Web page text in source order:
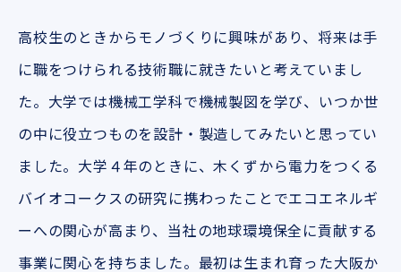
高校生のときからモノづくりに興味があり、将来は手
に職をつけられる技術職に就きたいと考えていまし
た。大学では機械工学科で機械製図を学び、いつか世
の中に役立つものを設計・製造してみたいと思ってい
ました。大学４年のときに、木くずから電力をつくる
バイオコークスの研究に携わったことでエコエネルギ
ーへの関心が高まり、当社の地球環境保全に貢献する
事業に関心を持ちました。最初は生まれ育った大阪か